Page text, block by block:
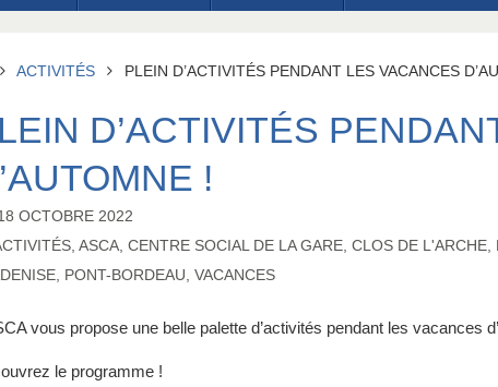
ACCUEIL
ACTIVITÉS PLEIN D’ACTIVITÉS PENDANT LES VACANCES
D’ACTIVITÉS
!
OCTOBRE 2022
,ASCA,CENTRE SOCIAL DE LA GARE,CLOS DE L'ARCHE,
, PONT-BORDEAU, VACANCES
vous propose une belle palette d’activités pendant les vacances
le programme !